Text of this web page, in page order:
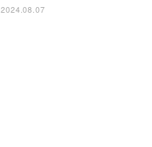
2024.08.07